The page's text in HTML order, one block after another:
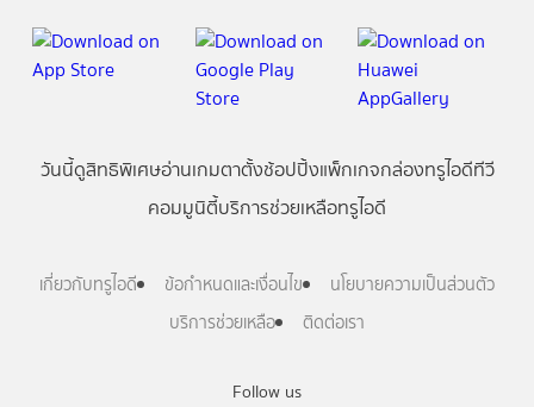
Follow us
วันนี้ดูสิทธิพิเศษอ่านเกมตาตั้งช้อปปิ้งแพ็กเกจกล่องทรูไอดีทีวี
คอมมูนิตี้บริการช่วยเหลือทรูไอดี
เกี่ยวกับทรูไอดี ข้อกำหนดและเงื่อนไข
นโยบายความเป็นส่วนตัว
บริการช่วยเหลือ
ติดต่อเรา